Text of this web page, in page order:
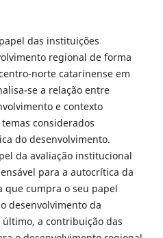
das instituições
regional de forma
norte catarinense em
se a relação entre
e contexto
considerados
do desenvolvimento.
da avaliação institucional
para a autocrítica da
cumpra o seu papel
desenvolvimento da
a contribuição das